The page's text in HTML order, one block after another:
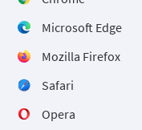
Microsoft Edge
Mozilla Firefox
Safari
Opera